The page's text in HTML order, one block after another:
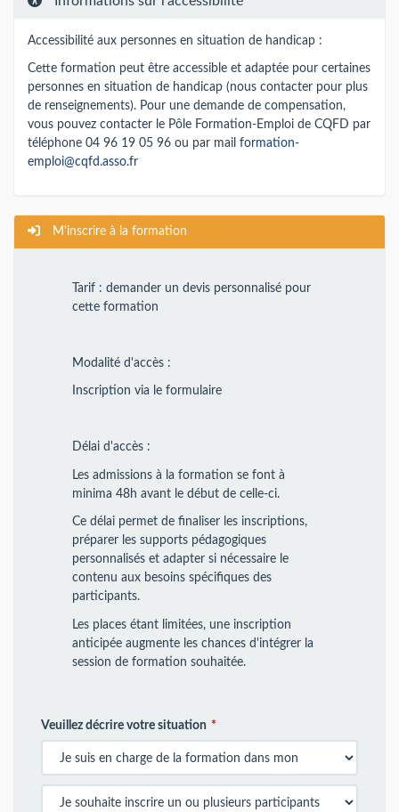
Accessibilité aux personnes en situation de handicap :
Cette formation peut être accessible et adaptée pour certaines
personnes en situation de handicap (nous contacter pour plus
de renseignements). Pour une demande de compensation,
vous pouvez contacter le Pôle Formation-Emploi de CQFD par
téléphone 04 96 19 05 96 ou par mail formation-
emploi@cqfd.asso.fr
M'inscrire à la formation
Tarif : demander un devis personnalisé pour
cette formation
Modalité d'accès :
Inscription via le formulaire
Délai d'accès :
Les admissions à la formation se font à
minima 48h avant le début de celle-ci.
Ce délai permet de finaliser les inscriptions,
préparer les supports pédagogiques
personnalisés et adapter si nécessaire le
contenu aux besoins spécifiques des
participants.
Les places étant limitées, une inscription
anticipée augmente les chances d'intégrer la
session de formation souhaitée.
Veuillez décrire votre situation